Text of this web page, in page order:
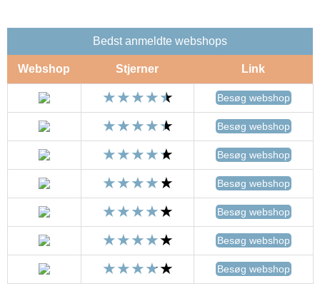
Bedst anmeldte webshops
Webshop Stjerner Link
Besøg webshop
Besøg webshop
Besøg webshop
Besøg webshop
Besøg webshop
Besøg webshop
Besøg webshop